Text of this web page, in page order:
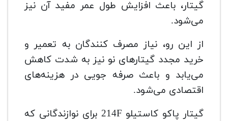
گیتار، باعث افزایش طول عمر مفید آن نیز
می‌شود.
از این رو، نیاز مصرف کنندگان به تعمیر و
خرید مجدد گیتارهای نو نیز به شدت کاهش
می‌یابد و باعث صرفه جویی در هزینه‌های
اقتصادی می‌شود.
گیتار پاکو کاستیلو 214F برای نوازندگانی که